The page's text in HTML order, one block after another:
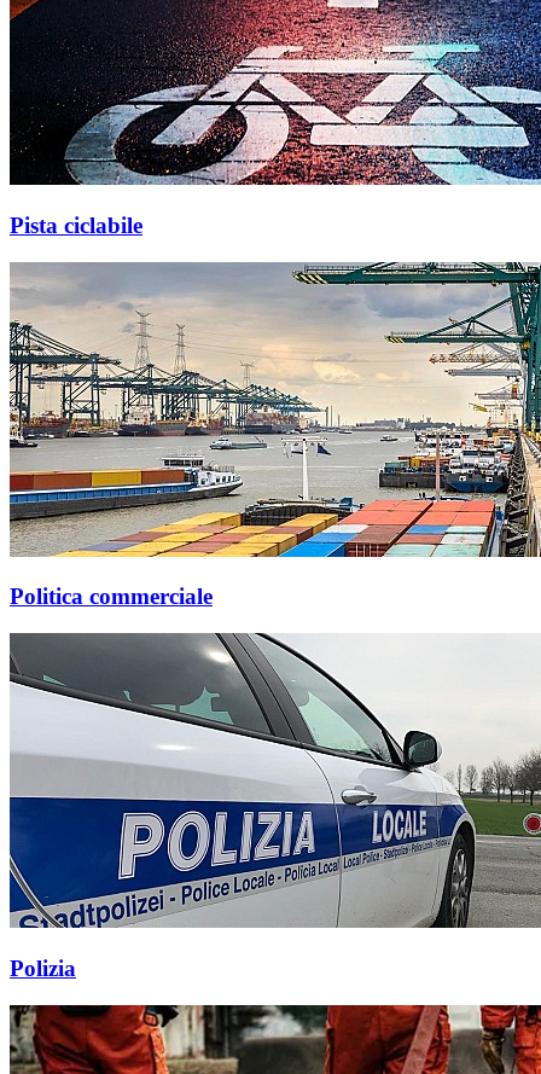
Pista ciclabile
Politica commerciale
Polizia